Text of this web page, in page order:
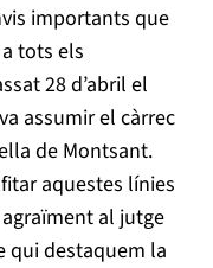
importants que
tots els
28 d’abril el
assumir el càrrec
de Montsant.
aquestes línies
al jutge
qui destaquem la